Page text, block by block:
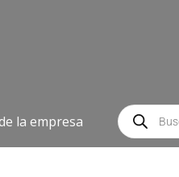
la empresa
Búsqueda
de
productos